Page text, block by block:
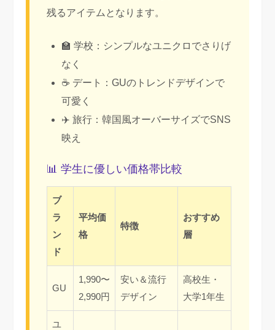
残るアイテムとなります。
🏫 学校：シンプルなユニクロでさりげ
なく
☕ デート：GUのトレンドデザインで
可愛く
✈️ 旅行：韓国風オーバーサイズでSNS
映え
📊 学生に優しい価格帯比較
ブ
ラ
ン
ド
平均価
格
特徴
おすすめ
層
GU
1,990〜
2,990円
安い＆流行
デザイン
高校生・
大学1年生
ユ